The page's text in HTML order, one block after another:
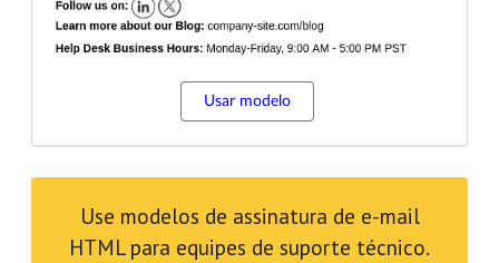
Usar modelo
Use modelos de assinatura de e-mail
HTML para equipes de suporte técnico.